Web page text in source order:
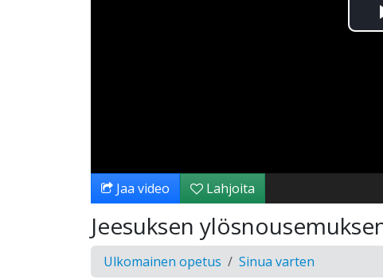
Jaa video Lahjoita
Jeesuksen
Ulkomainen opetus Sinua varten